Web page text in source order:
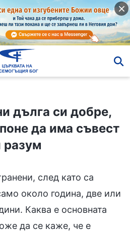
дълга си добре,
да има съвест
разум
след като са
около година, две или
Каква е основната
да се каже, че е